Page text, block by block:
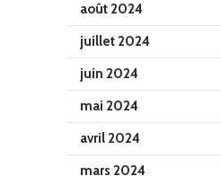
août 2024
juillet 2024
juin 2024
mai 2024
avril 2024
mars 2024